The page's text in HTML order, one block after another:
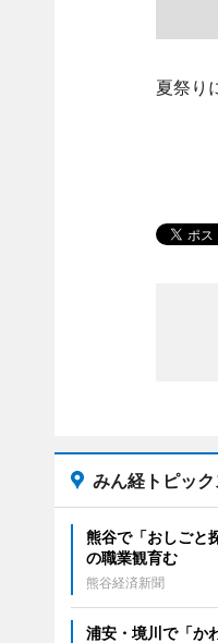
夏祭り
みん経トピック
熊谷で「おしご
の職業観育む
熊谷経済新聞
浦安・境川で「か